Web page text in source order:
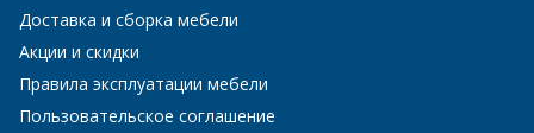
Доставка и сборка мебели
Акции и скидки
Правила эксплуатации мебели
Пользовательское соглашение